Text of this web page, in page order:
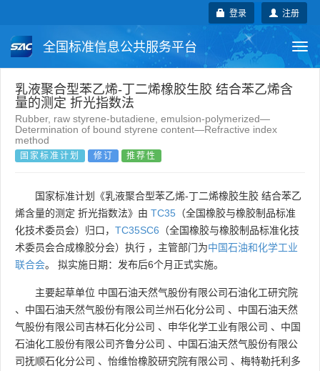
注册
登录
全国标准信息公共服务平台
国家标准 行业标准 地方标准
团体标准 企业标准 国际标准
国外标准 技术委员会
乳液聚合型苯乙烯-丁二烯橡胶生胶 结合苯乙烯含
量的测定 折光指数法
Rubber, raw styrene-butadiene, emulsion-polymerized—
Determination of bound styrene content—Refractive index
method
国家标准计划 修订 推荐性
国家标准计划《乳液聚合型苯乙烯-丁二烯橡胶生胶 结合苯乙
烯含量的测定 折光指数法》由 TC35 （全国橡胶与橡胶制品标准
化技术委员会）归口， TC35SC6 （全国橡胶与橡胶制品标准化技
术委员会合成橡胶分会）执行 ，主管部门为中国石油和化学工业
联合会。 拟实施日期：发布后6个月正式实施。
主要起草单位 中国石油天然气股份有限公司石油化工研究院
、 中国石油天然气股份有限公司兰州石化分公司 、 中国石油天然
气股份有限公司吉林石化分公司 、 申华化学工业有限公司 、 中国
石油化工股份有限公司齐鲁分公司 、 中国石油天然气股份有限公
司抚顺石化分公司 、 怡维怡橡胶研究院有限公司 、 梅特勒托利多